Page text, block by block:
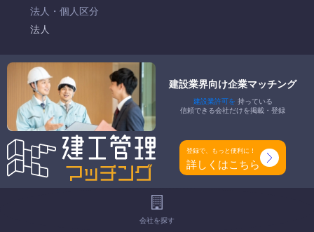
法人・個人区分
法人
許可番号
京都府知事許可 第040137号
特定建設業
-
一般建設業
内装仕上工事業
建設業界向け企業マッチング
建設業許可を 持っている
信頼できる会社だけを掲載・登録
登録で、もっと便利に！
詳しくはこちら
会社を探す